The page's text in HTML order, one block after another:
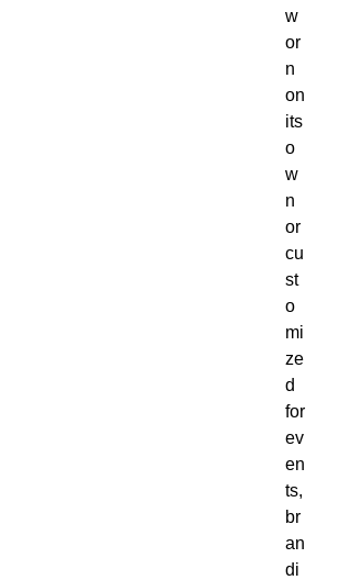
w
or
n
on
its
o
w
n
or
cu
st
o
mi
ze
d
for
ev
en
ts,
br
an
di